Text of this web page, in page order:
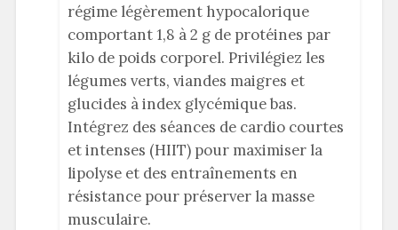
régime légèrement hypocalorique
comportant 1,8 à 2 g de protéines par
kilo de poids corporel. Privilégiez les
légumes verts, viandes maigres et
glucides à index glycémique bas.
Intégrez des séances de cardio courtes
et intenses (HIIT) pour maximiser la
lipolyse et des entraînements en
résistance pour préserver la masse
musculaire.